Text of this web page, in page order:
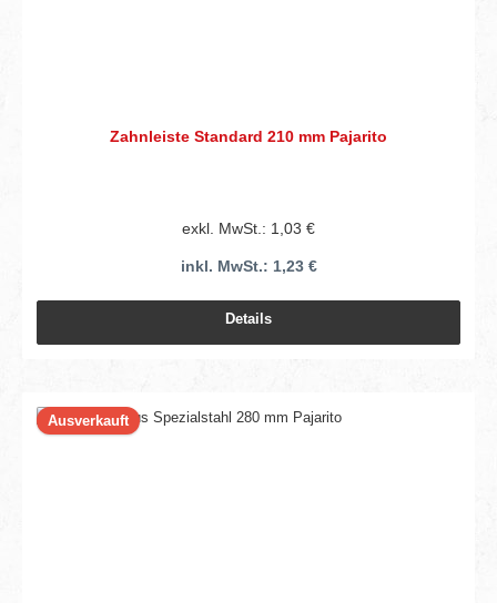
Zahnleiste Standard 210 mm Pajarito
exkl. MwSt.: 1,03 €
inkl. MwSt.: 1,23 €
Details
Ausverkauft